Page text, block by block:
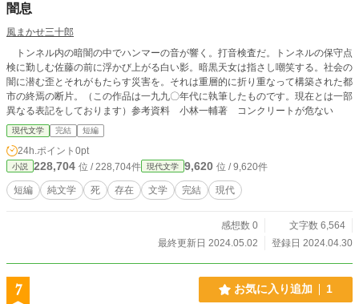
闇息
風まかせ三十郎
トンネル内の暗闇の中でハンマーの音が響く。打音検査だ。トンネルの保守点
検に勤しむ佐藤の前に浮かび上がる白い影。暗黒天女は指さし嘲笑する。社会の
闇に潜む歪とそれがもたらす災害を。それは重層的に折り重なって構築された都
市の終焉の断片。（この作品は一九九〇年代に執筆したものです。現在とは一部
異なる表記をしております）参考資料 小林一輔著 コンクリートが危ない
現代文学 完結 短編
24h.ポイント 0pt
小説 228,704 位 / 228,704件 現代文学 9,620 位 / 9,620件
短編 純文学 死 存在 文学 完結 現代
感想数 0
文字数 6,564
最終更新日 2024.05.02
登録日 2024.04.30
7 お気に入り追加 1